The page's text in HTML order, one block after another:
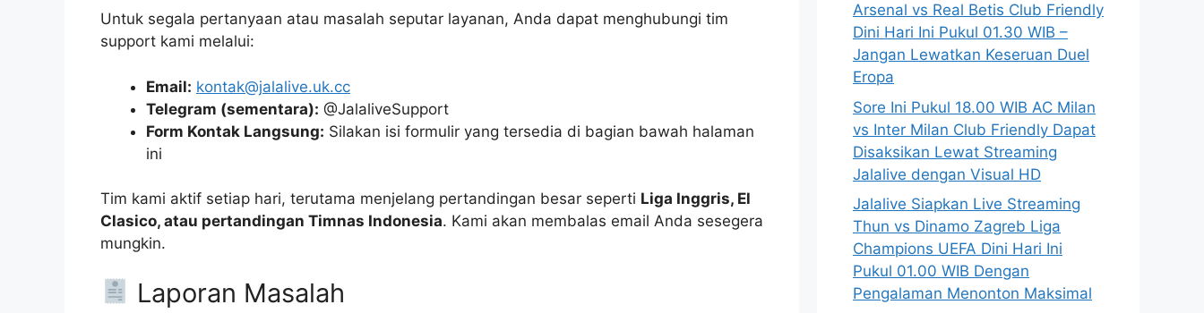
Untuk segala pertanyaan atau masalah seputar layanan, Anda dapat menghubungi tim
support kami melalui:
Email: kontak@jalalive.uk.cc
Telegram (sementara): @JalaliveSupport
Form Kontak Langsung: Silakan isi formulir yang tersedia di bagian bawah halaman
ini
Tim kami aktif setiap hari, terutama menjelang pertandingan besar seperti Liga Inggris, El
Clasico, atau pertandingan Timnas Indonesia. Kami akan membalas email Anda sesegera
mungkin.
Laporan Masalah
Arsenal vs Real Betis Club Friendly
Dini Hari Ini Pukul 01.30 WIB –
Jangan Lewatkan Keseruan Duel
Eropa
Sore Ini Pukul 18.00 WIB AC Milan
vs Inter Milan Club Friendly Dapat
Disaksikan Lewat Streaming
Jalalive dengan Visual HD
Jalalive Siapkan Live Streaming
Thun vs Dinamo Zagreb Liga
Champions UEFA Dini Hari Ini
Pukul 01.00 WIB Dengan
Pengalaman Menonton Maksimal